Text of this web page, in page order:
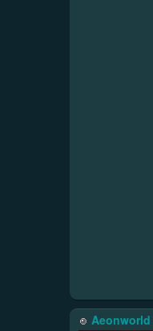
Aeonworld